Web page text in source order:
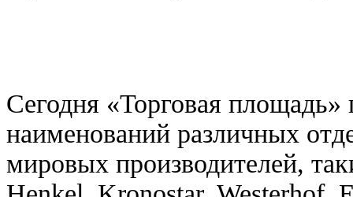
Сегодня «Торговая площадь»
наименований различных
мировых производителей,